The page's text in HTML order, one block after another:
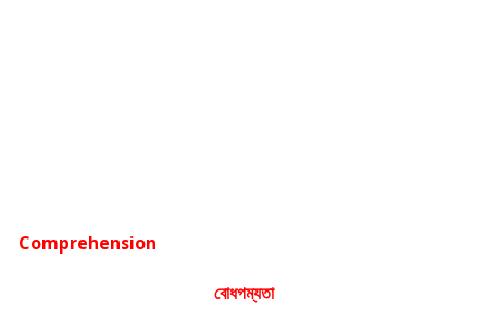
Comprehension
বোধগম্যতা